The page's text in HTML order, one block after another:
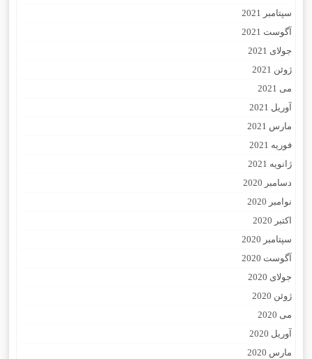
سپتامبر 2021
آگوست 2021
جولای 2021
ژوئن 2021
می 2021
آوریل 2021
مارس 2021
فوریه 2021
ژانویه 2021
دسامبر 2020
نوامبر 2020
اکتبر 2020
سپتامبر 2020
آگوست 2020
جولای 2020
ژوئن 2020
می 2020
آوریل 2020
مارس 2020